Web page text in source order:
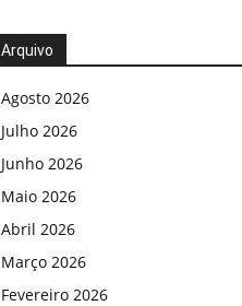
Arquivo
Agosto 2026
Julho 2026
Junho 2026
Maio 2026
Abril 2026
Março 2026
Fevereiro 2026